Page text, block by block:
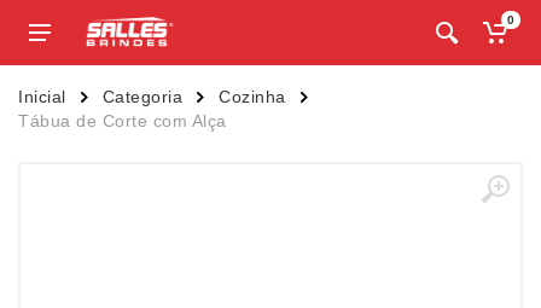
0
Inicial Categoria
Cozinha
Tábua de Corte com Alça